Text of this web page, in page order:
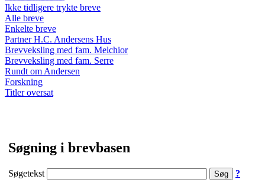
Ikke tidligere trykte breve
Alle breve
Enkelte breve
Partner H.C. Andersens Hus
Brevveksling med fam. Melchior
Brevveksling med fam. Serre
Rundt om Andersen
Forskning
Titler oversat
Søgning i brevbasen
Søgetekst ?